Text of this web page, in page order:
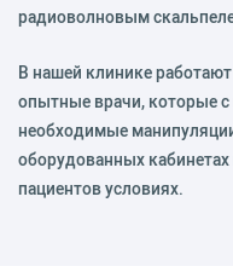
радиоволновым
В нашей клинике
опытные врачи, которые
необходимые
оборудованных
пациентов условиях.